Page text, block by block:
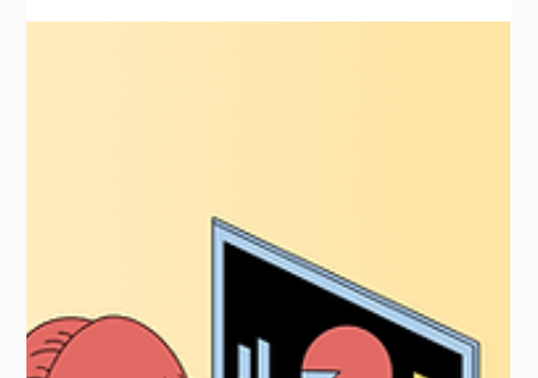
Cara Belajar AI: Kursus dan Sumber
Daya AI yang Mudah Dipahami Pemula
Sorotan Utama: Apa itu Kecerdasan Buatan (AI)? Apa Saja
Jenis-Jenis Kecerdasan Buatan? Mengapa Anda Harus
Mempelajari Kecerdasan Buatan...